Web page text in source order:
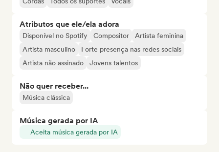
Atributos que ele/ela adora
Disponível no Spotify Compositor
Artista feminina
Artista masculino
Forte presença nas redes sociais
Artista não assinado
Jovens talentos
Não quer receber...
Música clássica
Música gerada por IA
Aceita música gerada por IA